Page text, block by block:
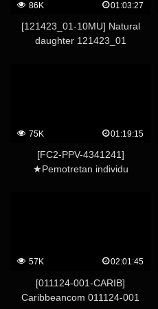
86K 01:03:27
[121423_01-10MU] Natural
daughter 121423_01
75K 01:19:15
[FC2-PPV-4341241]
★Pemotretan individu
dan jatuh ke dalam
57K 02:01:45
[011124-001-CARIB]
Caribbeancom 011124-001